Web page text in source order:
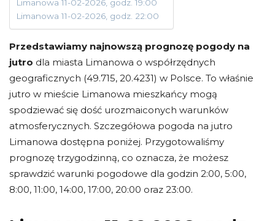
Limanowa 11-02-2026, godz. 19:00
Limanowa 11-02-2026, godz. 22:00
Przedstawiamy najnowszą prognozę pogody na
jutro dla miasta Limanowa o współrzędnych
geograficznych (49.715, 20.4231) w Polsce. To właśnie
jutro w mieście Limanowa mieszkańcy mogą
spodziewać się dość urozmaiconych warunków
atmosferycznych. Szczegółowa pogoda na jutro
Limanowa dostępna poniżej. Przygotowaliśmy
prognozę trzygodzinną, co oznacza, że możesz
sprawdzić warunki pogodowe dla godzin 2:00, 5:00,
8:00, 11:00, 14:00, 17:00, 20:00 oraz 23:00.